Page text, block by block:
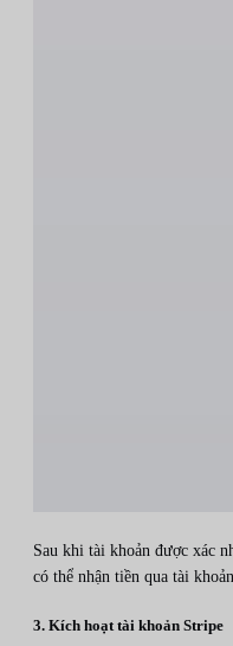
Sau khi tài khoản được xác
có thể nhận tiền qua tài
3. Kích hoạt tài khoản Stripe